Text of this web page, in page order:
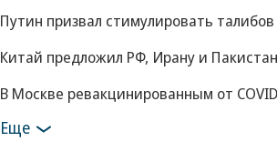
Путин призвал стимулировать
Китай предложил РФ, Ирану и
В Москве ревакцинированным от
Еще